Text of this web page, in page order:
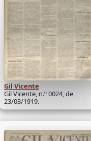
Gil Vicente
Gil Vicente, n.º 0024, de
23/03/1919.